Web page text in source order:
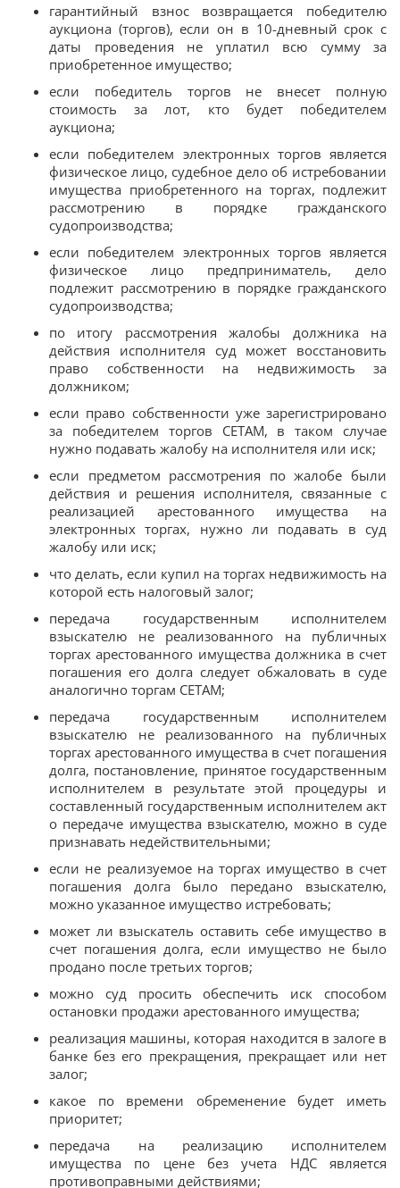
гарантийный взнос возвращается победителю
аукциона (торгов), если он в 10-дневный срок с
даты проведения не уплатил всю сумму за
приобретенное имущество;
если победитель торгов не внесет полную
стоимость за лот, кто будет победителем
аукциона;
если победителем электронных торгов является
физическое лицо, судебное дело об истребовании
имущества приобретенного на торгах, подлежит
рассмотрению в порядке гражданского
судопроизводства;
если победителем электронных торгов является
физическое лицо предприниматель, дело
подлежит рассмотрению в порядке гражданского
судопроизводства;
по итогу рассмотрения жалобы должника на
действия исполнителя суд может восстановить
право собственности на недвижимость за
должником;
если право собственности уже зарегистрировано
за победителем торгов СЕТАМ, в таком случае
нужно подавать жалобу на исполнителя или иск;
если предметом рассмотрения по жалобе были
действия и решения исполнителя, связанные с
реализацией арестованного имущества на
электронных торгах, нужно ли подавать в суд
жалобу или иск;
что делать, если купил на торгах недвижимость на
которой есть налоговый залог;
передача государственным исполнителем
взыскателю не реализованного на публичных
торгах арестованного имущества должника в счет
погашения его долга следует обжаловать в суде
аналогично торгам СЕТАМ;
передача государственным исполнителем
взыскателю не реализованного на публичных
торгах арестованного имущества в счет погашения
долга, постановление, принятое государственным
исполнителем в результате этой процедуры и
составленный государственным исполнителем акт
о передаче имущества взыскателю, можно в суде
признавать недействительными;
если не реализуемое на торгах имущество в счет
погашения долга было передано взыскателю,
можно указанное имущество истребовать;
может ли взыскатель оставить себе имущество в
счет погашения долга, если имущество не было
продано после третьих торгов;
можно суд просить обеспечить иск способом
остановки продажи арестованного имущества;
реализация машины, которая находится в залоге в
банке без его прекращения, прекращает или нет
залог;
какое по времени обременение будет иметь
приоритет;
передача на реализацию исполнителем
имущества по цене без учета НДС является
противоправными действиями;